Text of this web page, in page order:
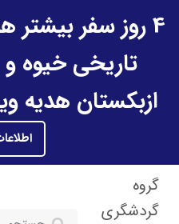
4 روز سفر بیشتر
تاریخی خیوه
ازبکستان هدیه
گروه
گردشگری